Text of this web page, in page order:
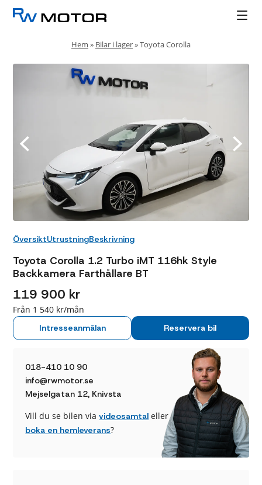
Hem » Bilar i lager»Toyota Corolla
ÖversiktUtrustningBeskrivning
Toyota Corolla 1.2 Turbo iMT 116hk Style
Backkamera Farthållare BT
119 900 kr
Från 1 540 kr/mån
Intresseanmälan Reservera bil
018-410 10 90
info@rwmotor.se
Mejselgatan 12, Knivsta
Vill du se bilen viavideosamtal eller
boka en hemleverans?